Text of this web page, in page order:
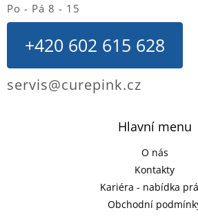
Hlavní menu
O nás
Kontakty
Kariéra - nabídka
Obchodní
Po - Pá 8 - 15
+420 602 615 628
servis@curepink.cz